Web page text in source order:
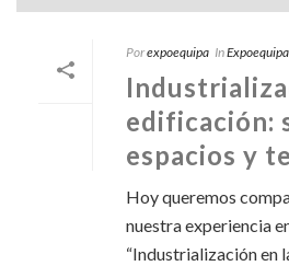
Porexpoequipa InExpoequipa
edificación:
espacios y
Hoy queremos
nuestra experiencia
“Industrialización en